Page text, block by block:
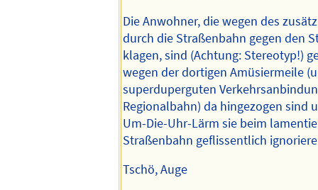
Die Anwohner, die wegen des
durch die Straßenbahn gegen den
klagen, sind (Achtung: Stereotyp!)
wegen der dortigen Amüsiermeile
superduperguten
Regionalbahn) da hingezogen sind
Um-Die-Uhr-Lärm sie beim
Straßenbahn geflissentlich
Tschö, Auge